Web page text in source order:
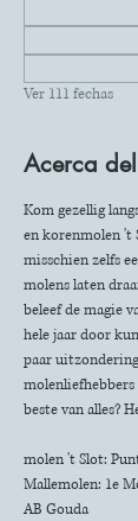
Ver 111 fechas
Acerca
Kom gezellig
en korenmolen 't
misschien zelfs
molens laten
beleef de magie
hele jaar door
paar
beste van alles?
molen 't Slot:
Mallemolen: 1e
AB Gouda